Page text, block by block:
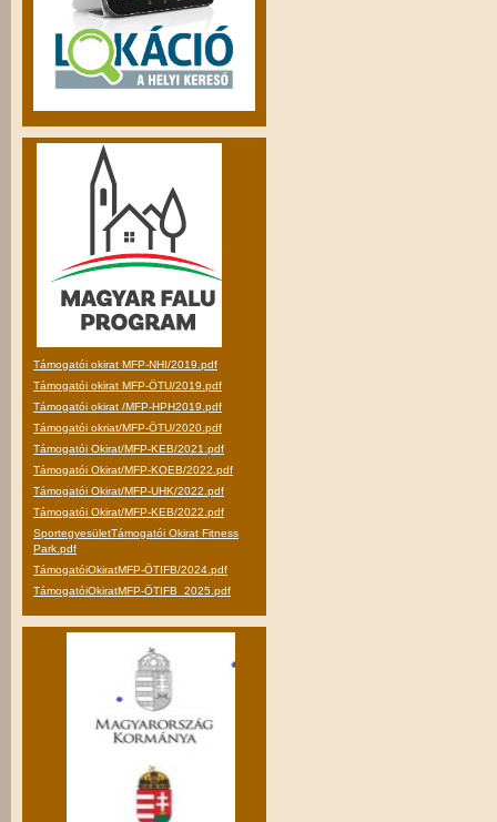
Támogatói okirat MFP-NHI/2019.pdf
Támogatói okirat MFP-ÖTU/2019.pdf
Támogatói okirat /MFP-HPH2019.pdf
Támogatói okriat/MFP-ÖTU/2020.pdf
Támogatói Okirat/MFP-KEB/2021.pdf
Támogatói Okirat/MFP-KOEB/2022.pdf
Támogatói Okirat/MFP-UHK/2022.pdf
Támogatói Okirat/MFP-KEB/2022.pdf
SportegyesületTámogatói Okirat Fitness
Park.pdf
TámogatóiOkiratMFP-ÖTIFB/2024.pdf
TámogatóiOkiratMFP-ÖTIFB_2025.pdf